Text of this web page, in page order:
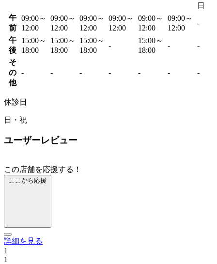
日
午
前
09:00～
12:00
09:00～
12:00
09:00～
12:00
09:00～
12:00
09:00～
12:00
09:00～
12:00
-
午
後
15:00～
18:00
15:00～
18:00
15:00～
18:00
-
15:00～
18:00
- -
そ
の
他
- - - - - - -
休診日
日・祝
ユーザーレビュー
この店舗を応援する！
ここから応援
詳細を見る
1
1